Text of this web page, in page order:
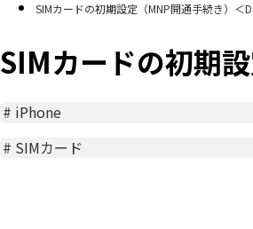
SIMカードの初期設定（MNP開通手続き）＜
SIMカードの初期
# iPhone
# SIMカード